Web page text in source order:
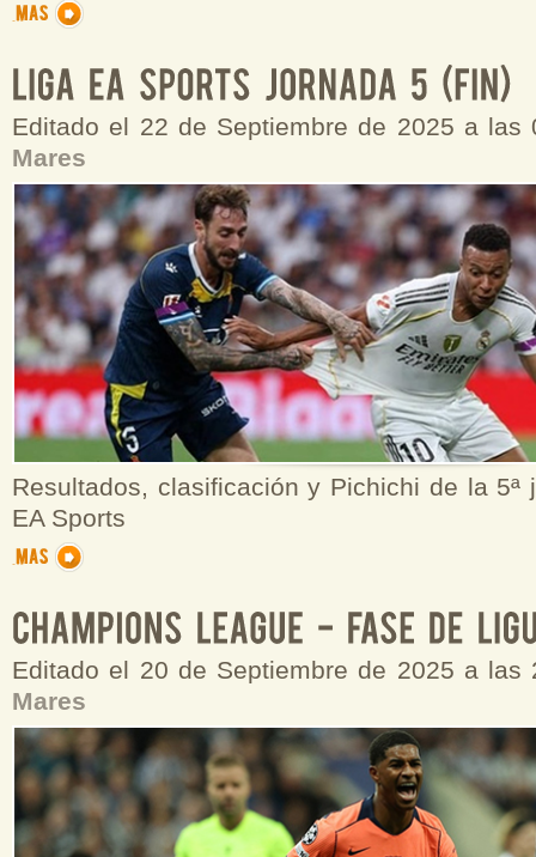
Editado el 22 de Septiembre de 2025 a
Mares
Resultados, clasificación y Pichichi de la 5ª
EA Sports
Editado el 20 de Septiembre de 2025 a
Mares